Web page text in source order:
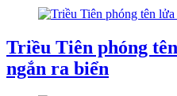
Triều Tiên phóng
ngắn ra biển